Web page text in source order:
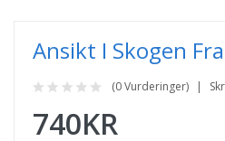
Ansikt I Skogen
(0 Vurderinger)
740KR